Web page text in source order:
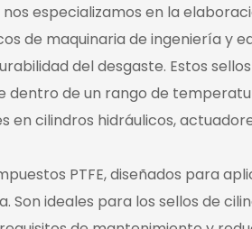
nos especializamos en la
de maquinaria de ingeniería y
del desgaste. Estos
de un rango de
cilindros hidráulicos,
PTFE, diseñados para
Son ideales para los sellos de